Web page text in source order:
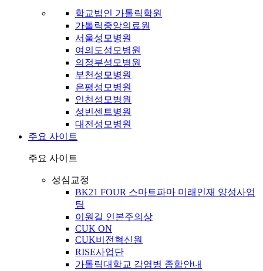
학교법인 가톨릭학원
가톨릭중앙의료원
서울성모병원
여의도성모병원
의정부성모병원
부천성모병원
은평성모병원
인천성모병원
성빈센트병원
대전성모병원
주요 사이트
주요 사이트
성심교정
BK21 FOUR 스마트파마 미래인재 양성사업
팀
이원길 인본주의상
CUK ON
CUK비전혁신원
RISE사업단
가톨릭대학교 감염병 종합안내